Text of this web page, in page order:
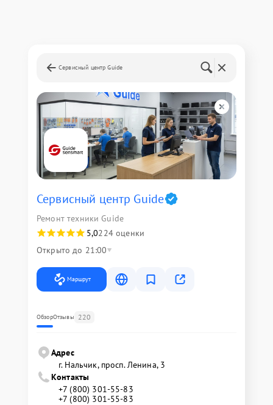
Сервисный центр Guide
Сервисный центр Guide
Ремонт техники Guide
5,0224 оценки
Открыто до 21:00
Маршрут
ОбзорОтзывы 220
Адрес
г. Нальчик, просп. Ленина, 3
Контакты
+7 (800) 301-55-83
+7 (800) 301-55-83